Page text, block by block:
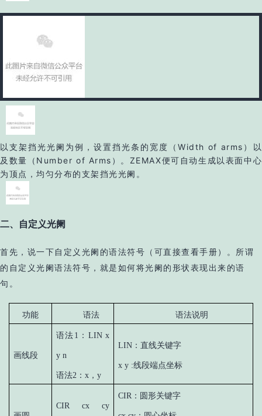
以支架挡光光阑为例，设置挡光条的宽度（Width of arms）以
及数量（Number of Arms）。ZEMAX便可自动生成以表面中心
为顶点，均匀分布的支架挡光光阑。
二、自定义光阑
首先，说一下自定义光阑的语法符号（可直接查看手册）。所谓
的自定义光阑语法符号，就是如何将光阑的形状表现出来的语
句。
功能 语法 语法说明
画线段
语法1：LIN x
y n
语法2：x，y
LIN：直线关键字
x y :线段端点坐标
CIR cx cy
CIR：圆形关键字